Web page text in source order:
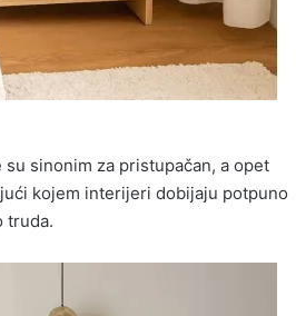
sinonim za pristupačan, a opet
kojem interijeri dobijaju potpuno
truda.